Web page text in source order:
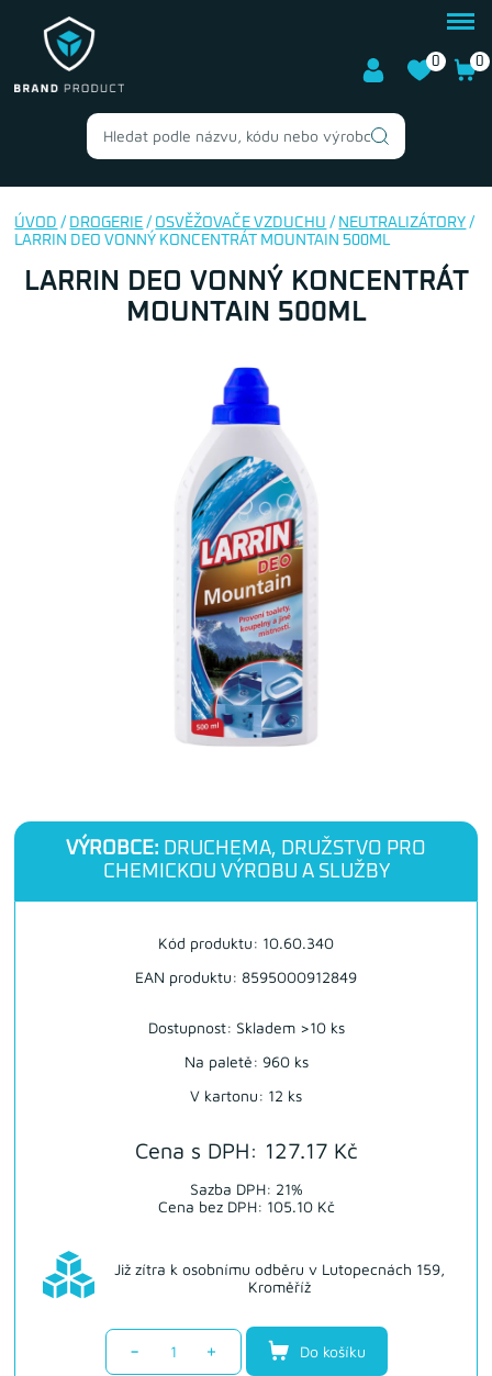
0 0
ÚVOD / DROGERIE / OSVĚŽOVAČE VZDUCHU / NEUTRALIZÁTORY /
LARRIN DEO VONNÝ KONCENTRÁT MOUNTAIN 500ML
LARRIN DEO VONNÝ KONCENTRÁT
MOUNTAIN 500ML
VÝROBCE: DRUCHEMA, DRUŽSTVO PRO
CHEMICKOU VÝROBU A SLUŽBY
Cena s DPH: 127.17 Kč
Sazba DPH: 21%
Cena bez DPH: 105.10 Kč
Kód produktu: 10.60.340
EAN produktu: 8595000912849
Již zítra k osobnímu odběru v Lutopecnách 159,
Kroměříž
Dostupnost: Skladem >10 ks
Na paletě: 960 ks
V kartonu: 12 ks
- + Do košíku